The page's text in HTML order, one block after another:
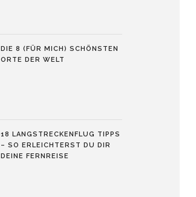
DIE 8 (FÜR MICH) SCHÖNSTEN
ORTE DER WELT
18 LANGSTRECKENFLUG TIPPS
– SO ERLEICHTERST DU DIR
DEINE FERNREISE